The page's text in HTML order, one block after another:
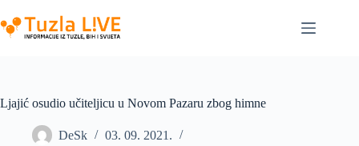
to
content
Ljajić osudio učiteljicu u Novom Pazaru zbog himne
DeSk
03. 09. 2021.